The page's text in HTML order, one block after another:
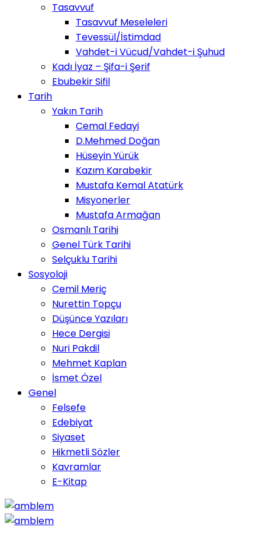
Tasavvuf
Tasavvuf Meseleleri
Tevessül/İstimdad
Vahdet-i Vücud/Vahdet-i Şuhud
Kadı İyaz – Şifa-i Şerif
Ebubekir Sifil
Tarih
Yakın Tarih
Cemal Fedayi
D.Mehmed Doğan
Hüseyin Yürük
Kazım Karabekir
Mustafa Kemal Atatürk
Misyonerler
Mustafa Armağan
Osmanlı Tarihi
Genel Türk Tarihi
Selçuklu Tarihi
Sosyoloji
Cemil Meriç
Nurettin Topçu
Düşünce Yazıları
Hece Dergisi
Nuri Pakdil
Mehmet Kaplan
İsmet Özel
Genel
Felsefe
Edebiyat
Siyaset
Hikmetli Sözler
Kavramlar
E-Kitap